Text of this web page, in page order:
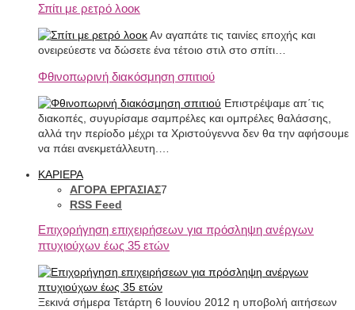
Σπίτι με ρετρό λοοκ
Αν αγαπάτε τις ταινίες εποχής και
ονειρεύεστε να δώσετε ένα τέτοιο στιλ στο σπίτι…
Φθινοπωρινή διακόσμηση σπιτιού
Επιστρέψαμε απ΄τις
διακοπές, συγυρίσαμε σαμπρέλες και ομπρέλες θαλάσσης,
αλλά την περίοδο μέχρι τα Χριστούγεννα δεν θα την αφήσουμε
να πάει ανεκμετάλλευτη.…
ΚΑΡΙΕΡΑ
ΑΓΟΡΑ ΕΡΓΑΣΙΑΣ7
RSS Feed
Επιχορήγηση επιχειρήσεων για πρόσληψη ανέργων
πτυχιούχων έως 35 ετών
Ξεκινά σήμερα Τετάρτη 6 Ιουνίου 2012 η υποβολή αιτήσεων